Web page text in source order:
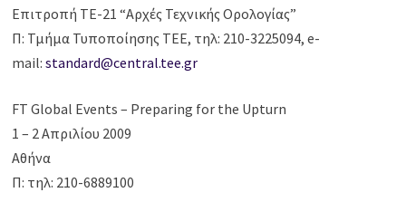
Επιτροπή ΤΕ-21 “Αρχές Τεχνικής Ορολογίας”
Π: Τμήμα Τυποποίησης ΤΕΕ, τηλ: 210-3225094, e-
mail:standard@central.tee.gr
FT Global Events – Preparing for the Upturn
1 – 2 Απριλίου 2009
Αθήνα
Π: τηλ: 210-6889100